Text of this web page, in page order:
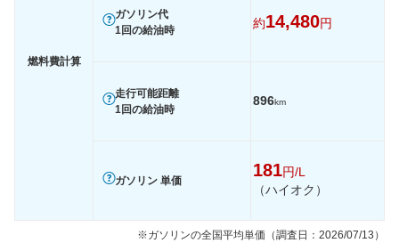
燃料費計算
ガソリン代
1回の給油時
約14,480円
走行可能距離
1回の給油時
896km
ガソリン 単価
181円/L
（ハイオク）
※ガソリンの全国平均単価（調査日：2026/07/13）